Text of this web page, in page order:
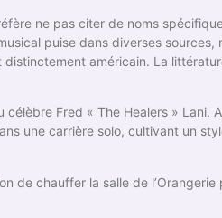
ne pas citer de noms
puise dans diverses sources,
distinctement américain. La
Fred « The Healers » Lani.
une carrière solo, cultivant un
de chauffer la salle de